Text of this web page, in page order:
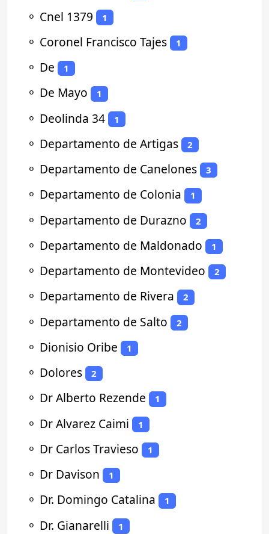
⚬ Cnel 1379 1
⚬ Coronel Francisco Tajes 1
⚬ De 1
⚬ De Mayo 1
⚬ Deolinda 34 1
⚬ Departamento de Artigas 2
⚬ Departamento de Canelones 3
⚬ Departamento de Colonia 1
⚬ Departamento de Durazno 2
⚬ Departamento de Maldonado 1
⚬ Departamento de Montevideo 2
⚬ Departamento de Rivera 2
⚬ Departamento de Salto 2
⚬ Dionisio Oribe 1
⚬ Dolores 2
⚬ Dr Alberto Rezende 1
⚬ Dr Alvarez Caimi 1
⚬ Dr Carlos Travieso 1
⚬ Dr Davison 1
⚬ Dr. Domingo Catalina 1
⚬ Dr. Gianarelli 1